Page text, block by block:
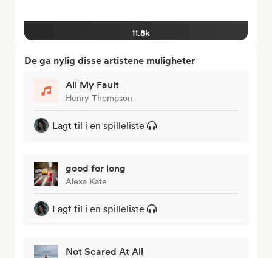
11.8k
De ga nylig disse artistene muligheter
All My Fault
Henry Thompson
Lagt til i en spilleliste
good for long
Alexa Kate
Lagt til i en spilleliste
Not Scared At All